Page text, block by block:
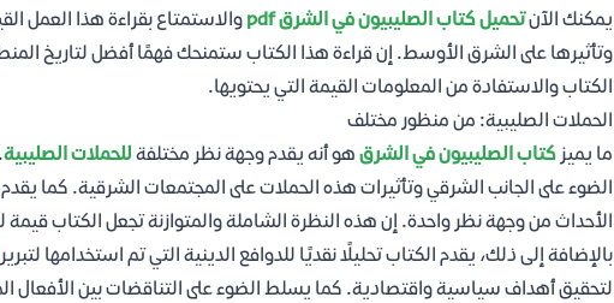
يمكنك الآنتحميل كتاب الصليبيون في الشرق pdf
والاستمتاع بقراءة هذا العمل
وتأثيرها على الشرق الأوسط. إن قراءة هذا الكتاب ستمنحك فهمًا أفضل لتاريخ
الكتاب والاستفادة من المعلومات القيمة التي يحتويها.
الحملات الصليبية: من منظور مختلف
ما يميز كتاب الصليبيون في الشرق هو أنه يقدم وجهة نظر مختلفة للحملات الصليبية
الضوء على الجانب الشرقي وتأثيرات هذه الحملات على المجتمعات الشرقية. كما يقدم
الأحداث من وجهة نظر واحدة. إن هذه النظرة الشاملة والمتوازنة تجعل الكتاب
بالإضافة إلى ذلك، يقدم الكتاب تحليلًا نقديًا للدوافع الدينية التي تم استخدامها لتبرير
لتحقيق أهداف سياسية واقتصادية. كما يسلط الضوء على التناقضات بين الأفعال